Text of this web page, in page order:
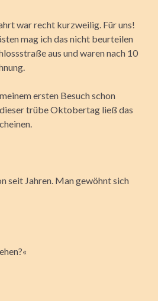
war recht kurzweilig. Für uns!
mag ich das nicht beurteilen
aus und waren nach 10
ersten Besuch schon
trübe Oktobertag ließ das
seit Jahren. Man gewöhnt sich